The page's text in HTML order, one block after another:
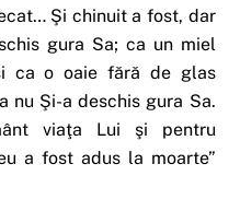
Şi chinuit a fost, dar
gura Sa; ca un miel
ca o oaie fără de glas
nu Şi-a deschis gura Sa.
viaţa Lui şi pentru
a fost adus la moarte”